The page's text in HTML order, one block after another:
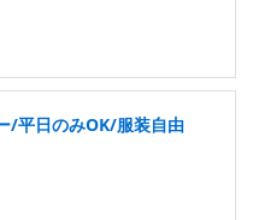
/平日のみOK/服装自由